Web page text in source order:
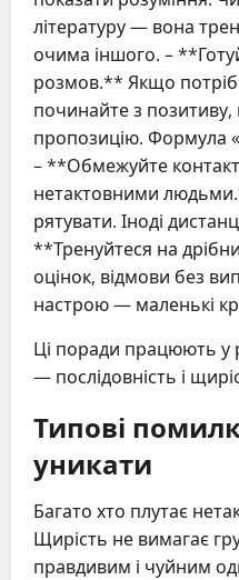
літературу — вона
очима іншого. –
розмов.** Якщо
починайте з позитиву,
пропозицію. Формула
– **Обмежуйте
нетактовними
рятувати. Іноді
**Тренуйтеся на
оцінок, відмови без
настрою — маленькі
Ці поради працюють у
— послідовність і
Типові
уникати
Багато хто плутає
Щирість не вимагає
правдивим і чуйним